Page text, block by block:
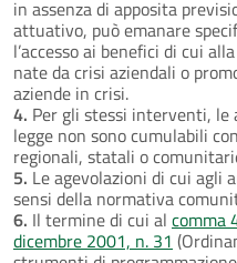
in assenza di apposita
attuativo, può emanare
l’accesso ai benefici di cui
nate da crisi aziendali o
aziende in crisi.
4. Per gli stessi interventi, le
legge non sono cumulabili
regionali, statali o
5. Le agevolazioni di cui agli
sensi della normativa
6. Il termine di cui al comma
dicembre 2001, n. 31